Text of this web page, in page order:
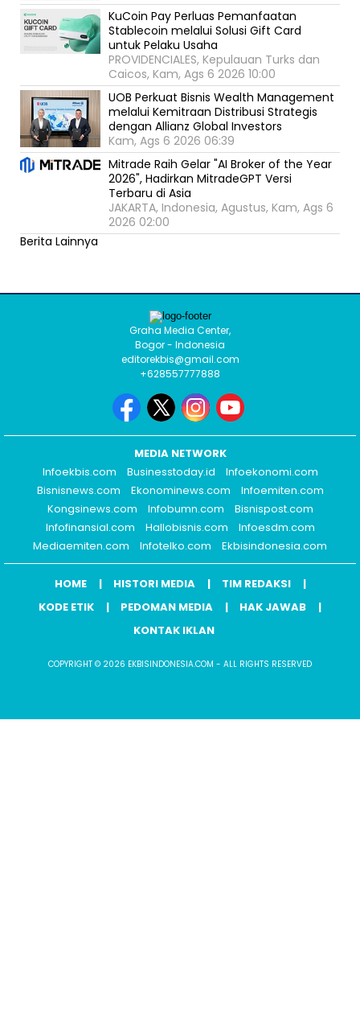
KuCoin Pay Perluas Pemanfaatan
Stablecoin melalui Solusi Gift Card
untuk Pelaku Usaha
PROVIDENCIALES, Kepulauan Turks dan
Caicos, Kam, Ags 6 2026 10:00
UOB Perkuat Bisnis Wealth Management
melalui Kemitraan Distribusi Strategis
dengan Allianz Global Investors
Kam, Ags 6 2026 06:39
Mitrade Raih Gelar "AI Broker of the Year
2026", Hadirkan MitradeGPT Versi
Terbaru di Asia
JAKARTA, Indonesia, Agustus, Kam, Ags 6
2026 02:00
Berita Lainnya
Graha Media Center,
Bogor - Indonesia
editorekbis@gmail.com
+628557777888
MEDIA NETWORK
Infoekbis.com
Businesstoday.id
Infoekonomi.com
Bisnisnews.com
Ekonominews.com
Infoemiten.com
Kongsinews.com
Infobumn.com
Bisnispost.com
Infofinansial.com
Hallobisnis.com
Infoesdm.com
Mediaemiten.com
Infotelko.com Ekbisindonesia.com
HOME HISTORI MEDIA
TIM REDAKSI
KODE ETIK
PEDOMAN MEDIA
HAK JAWAB
KONTAK IKLAN
COPYRIGHT © 2026 EKBISINDONESIA.COM - ALL RIGHTS RESERVED